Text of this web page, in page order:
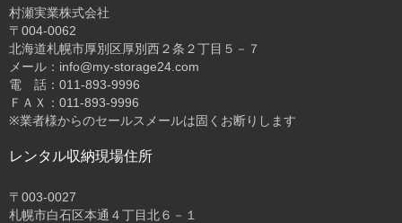
村瀬実業株式会社
〒004-0062
北海道札幌市厚別区厚別西２条２丁目５－７
メール：info@my-storage24.com
電 話：011-893-9996
ＦＡＸ：011-893-9996
※業者様からのセールスメールは固くお断りします
レンタル収納現場住所
〒003-0027
札幌市白石区本通４丁目北６－１